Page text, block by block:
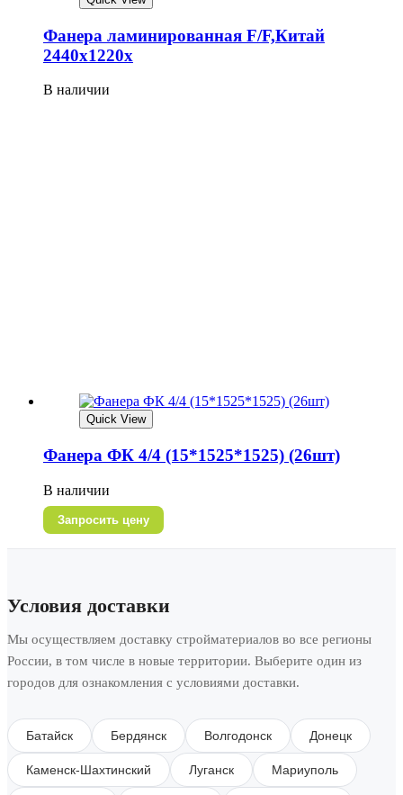
Фанера ламинированная F/F,Китай
2440х1220x
В наличии
Quick View
Фанера ФК 4/4 (15*1525*1525) (26шт)
В наличии
Запросить цену
Условия доставки
Мы осуществляем доставку стройматериалов во все регионы
России, в том числе в новые территории. Выберите один из
городов для ознакомления с условиями доставки.
Батайск Бердянск Волгодонск Донецк
Каменск-Шахтинский Луганск Мариуполь